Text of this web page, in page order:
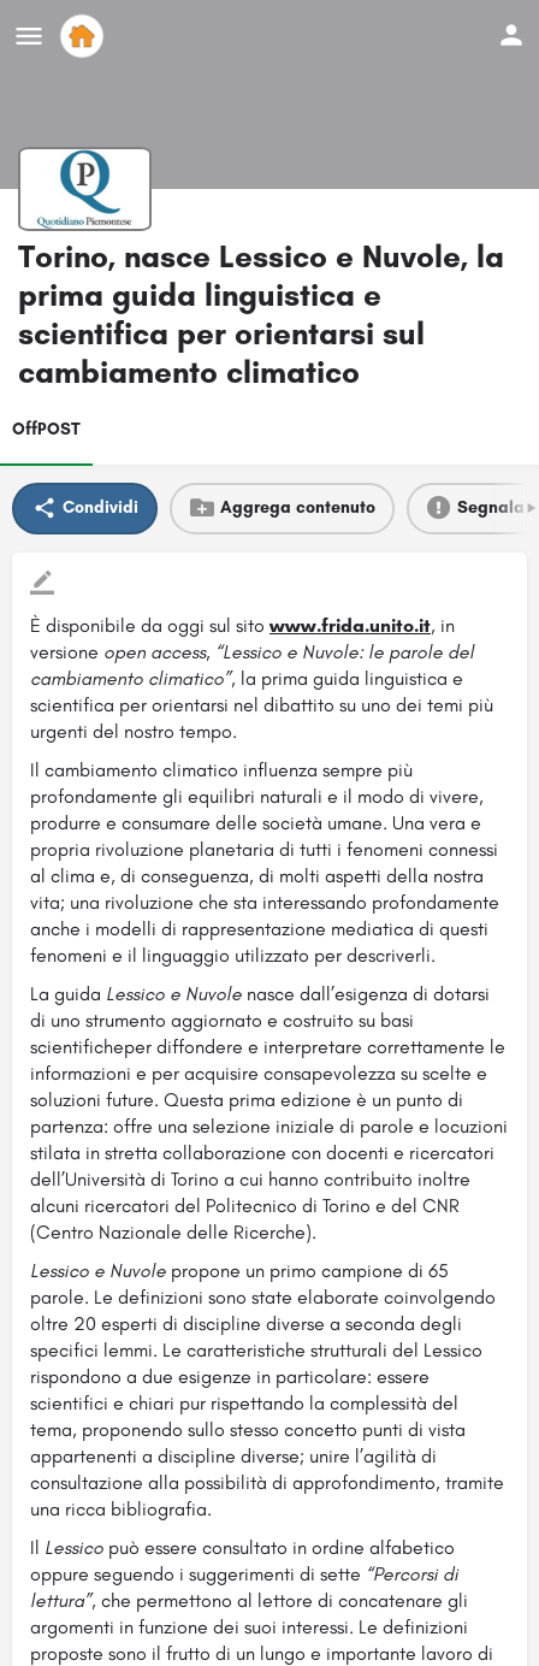
Torino, nasce Lessico e Nuvole, la
prima guida linguistica e
scientifica per orientarsi sul
cambiamento climatico
OffPOST
Condividi Aggrega contenuto Segnala
È disponibile da oggi sul sitowww.frida.unito.it, in
versione open access, “Lessico e Nuvole: le parole del
cambiamento climatico”, la prima guida linguistica e
scientifica per orientarsi nel dibattito su uno dei temi più
urgenti del nostro tempo.
Il cambiamento climatico influenza sempre più
profondamente gli equilibri naturali e il modo di vivere,
produrre e consumare delle società umane. Una vera e
propria rivoluzione planetaria di tutti i fenomeni connessi
al clima e, di conseguenza, di molti aspetti della nostra
vita; una rivoluzione che sta interessando profondamente
anche i modelli di rappresentazione mediatica di questi
fenomeni e il linguaggio utilizzato per descriverli.
La guida Lessico e Nuvole nasce dall’esigenza di dotarsi
di uno strumento aggiornato e costruito su basi
scientificheper diffondere e interpretare correttamente le
informazioni e per acquisire consapevolezza su scelte e
soluzioni future. Questa prima edizione è un punto di
partenza: offre una selezione iniziale di parole e locuzioni
stilata in stretta collaborazione con docenti e ricercatori
dell’Università di Torino a cui hanno contribuito inoltre
alcuni ricercatori del Politecnico di Torino e del CNR
(Centro Nazionale delle Ricerche).
Lessico e Nuvole propone un primo campione di 65
parole. Le definizioni sono state elaborate coinvolgendo
oltre 20 esperti di discipline diverse a seconda degli
specifici lemmi. Le caratteristiche strutturali del Lessico
rispondono a due esigenze in particolare: essere
scientifici e chiari pur rispettando la complessità del
tema, proponendo sullo stesso concetto punti di vista
appartenenti a discipline diverse; unire l’agilità di
consultazione alla possibilità di approfondimento, tramite
una ricca bibliografia.
Il Lessico può essere consultato in ordine alfabetico
oppure seguendo i suggerimenti di sette “Percorsi di
lettura”, che permettono al lettore di concatenare gli
argomenti in funzione dei suoi interessi. Le definizioni
proposte sono il frutto di un lungo e importante lavoro di